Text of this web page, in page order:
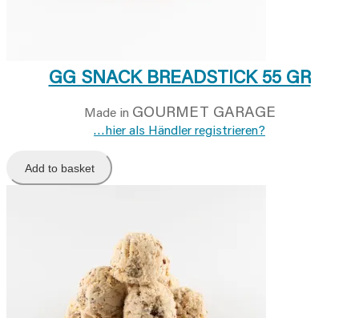
GG SNACK BREADSTICK 55 GR
Made in GOURMET GARAGE
…hier als Händler registrieren?
Add to basket